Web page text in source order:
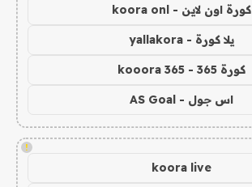
كورة اون لاين - koora onl
يلا كورة - yallakora
كورة 365 - kooora 365
اس جول - AS Goal
!
koora live